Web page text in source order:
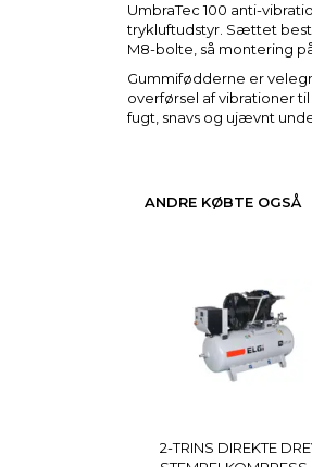
UmbraTec 100 anti-
trykluftudstyr. Sættet
M8-bolte, så montering
Gummifødderne er
overførsel af vibrationer
fugt, snavs og ujævnt
ANDRE KØBTE OGSÅ
2-TRINS DIREKTE